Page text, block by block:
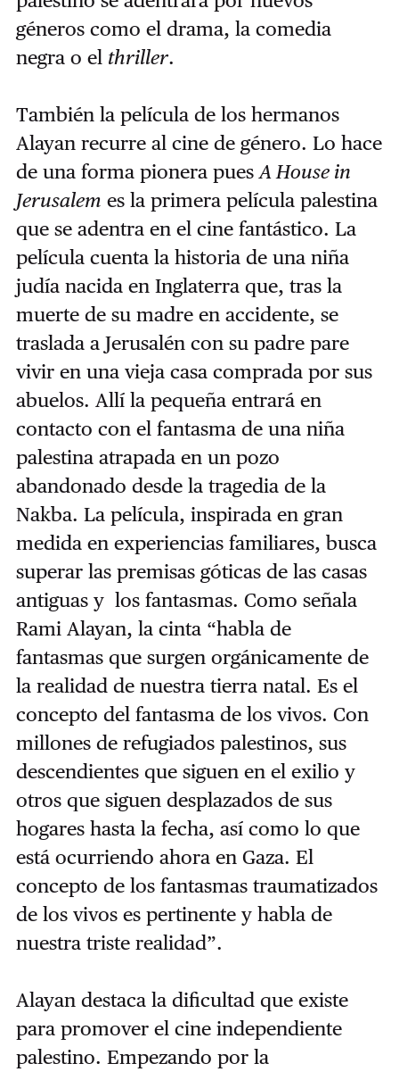
géneros como el drama, la comedia
negra o el thriller.
También la película de los hermanos
Alayan recurre al cine de género. Lo hace
de una forma pionera puesA House in
Jerusalem es la primera película palestina
que se adentra en el cine fantástico. La
película cuenta la historia de una niña
judía nacida en Inglaterra que, tras la
muerte de su madre en accidente, se
traslada a Jerusalén con su padre pare
vivir en una vieja casa comprada por sus
abuelos. Allí la pequeña entrará en
contacto con el fantasma de una niña
palestina atrapada en un pozo
abandonado desde la tragedia de la
Nakba. La película, inspirada en gran
medida en experiencias familiares, busca
superar las premisas góticas de las casas
antiguas y los fantasmas. Como señala
Rami Alayan, la cinta “habla de
fantasmas que surgen orgánicamente de
la realidad de nuestra tierra natal. Es el
concepto del fantasma de los vivos. Con
millones de refugiados palestinos, sus
descendientes que siguen en el exilio y
otros que siguen desplazados de sus
hogares hasta la fecha, así como lo que
está ocurriendo ahora en Gaza. El
concepto de los fantasmas traumatizados
de los vivos es pertinente y habla de
nuestra triste realidad”.
Alayan destaca la dificultad que existe
para promover el cine independiente
palestino. Empezando por la